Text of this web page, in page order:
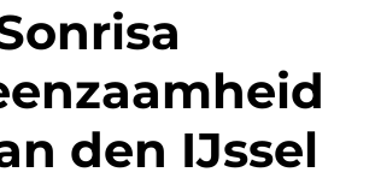
den IJssel